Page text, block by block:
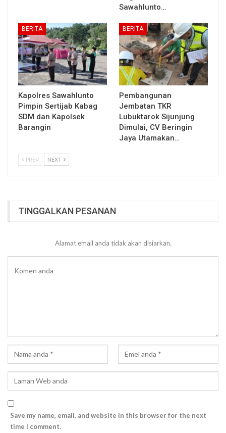
Sawahlunto…
BERITA
Kapolres Sawahlunto
Pimpin Sertijab Kabag
SDM dan Kapolsek
Barangin
BERITA
Pembangunan
Jembatan TKR
Lubuktarok Sijunjung
Dimulai, CV Beringin
Jaya Utamakan…
PREV NEXT
TINGGALKAN PESANAN
Alamat email anda tidak akan disiarkan.
Save my name, email, and website in this browser for the next
time I comment.